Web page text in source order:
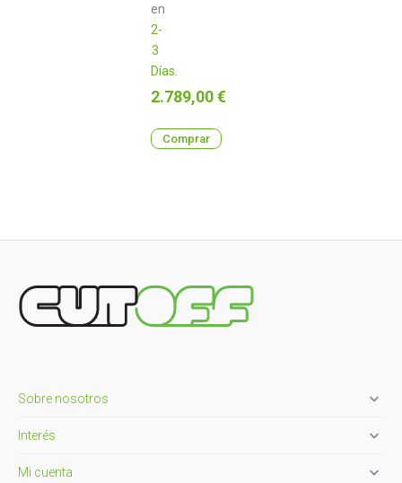
en
2-
3
Días.
Precio
2.789,00 €
Comprar
Sobre nosotros 
Interés 
Mi cuenta 